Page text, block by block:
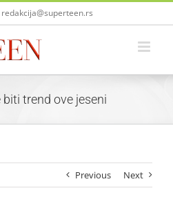
redakcija@superteen.rs
trend ove jeseni
Previous Next